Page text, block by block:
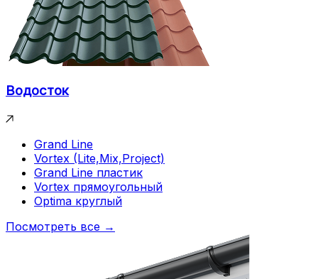
Водосток
Grand Line
Vortex (Lite,Mix,Project)
Grand Line пластик
Vortex прямоугольный
Optima круглый
Посмотреть все →